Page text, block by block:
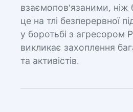
взаємопов'язаними, ніж
це на тлі безперервної
у боротьбі з агресором
викликає захоплення
та активістів.